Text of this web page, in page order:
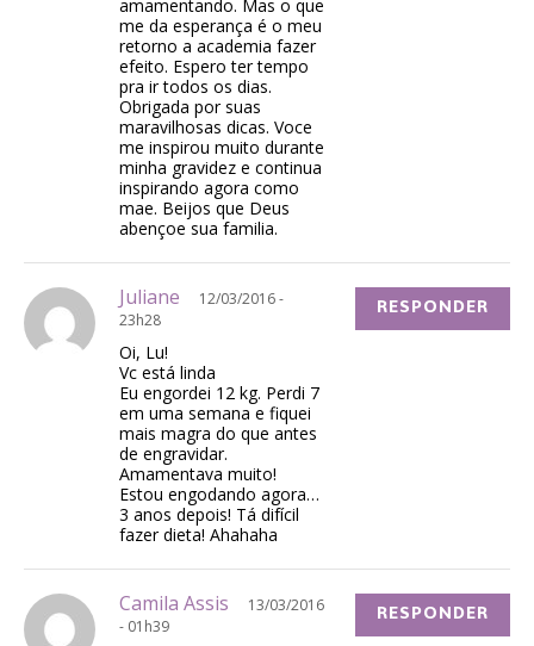
amamentando. Mas o que
me da esperança é o meu
retorno a academia fazer
efeito. Espero ter tempo
pra ir todos os dias.
Obrigada por suas
maravilhosas dicas. Voce
me inspirou muito durante
minha gravidez e continua
inspirando agora como
mae. Beijos que Deus
abençoe sua familia.
Juliane
12/03/2016 -
23h28
Oi, Lu!
Vc está linda
Eu engordei 12 kg. Perdi 7
em uma semana e fiquei
mais magra do que antes
de engravidar.
Amamentava muito!
Estou engodando agora…
3 anos depois! Tá difícil
fazer dieta! Ahahaha
RESPONDER
Camila Assis
13/03/2016
- 01h39
RESPONDER